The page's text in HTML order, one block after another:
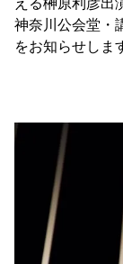
える榊原利彦出
神奈川公会堂・
をお知らせしま